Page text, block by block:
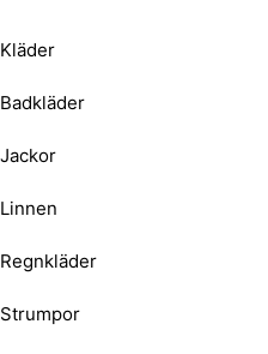
Kläder
Badkläder
Jackor
Linnen
Regnkläder
Strumpor